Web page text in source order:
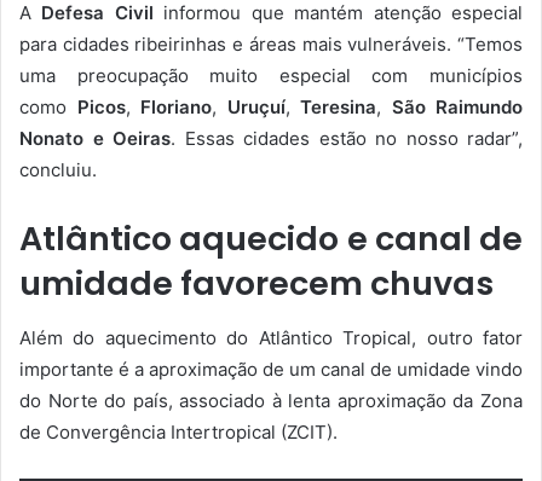
A Defesa Civil informou que mantém atenção especial
para cidades ribeirinhas e áreas mais vulneráveis. “Temos
uma preocupação muito especial com municípios
como Picos, Floriano, Uruçuí, Teresina, São Raimundo
Nonato e Oeiras. Essas cidades estão no nosso radar”,
concluiu.
Atlântico aquecido e canal de
umidade favorecem chuvas
Além do aquecimento do Atlântico Tropical, outro fator
importante é a aproximação de um canal de umidade vindo
do Norte do país, associado à lenta aproximação da Zona
de Convergência Intertropical (ZCIT).